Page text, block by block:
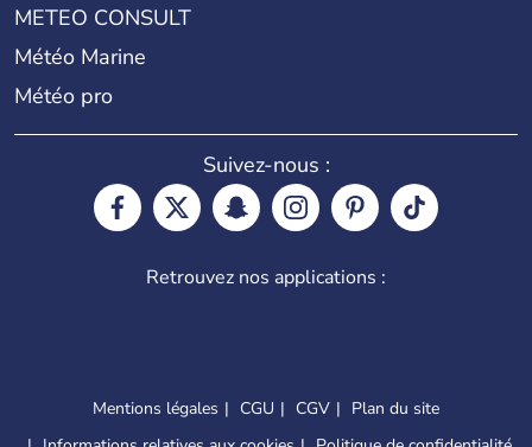
METEO CONSULT
Météo Marine
Météo pro
Suivez-nous :
Retrouvez nos applications :
Mentions légales CGU CGV
Plan du site